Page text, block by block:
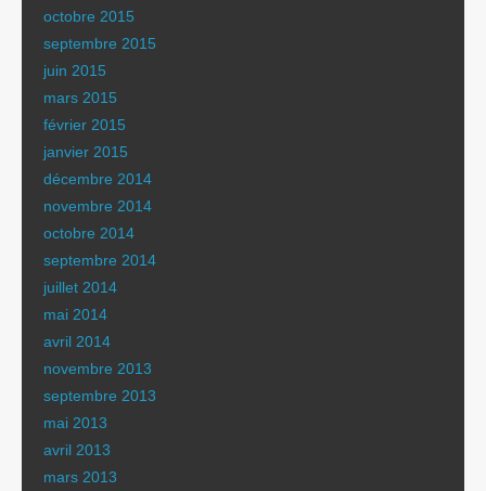
octobre 2015
septembre 2015
juin 2015
mars 2015
février 2015
janvier 2015
décembre 2014
novembre 2014
octobre 2014
septembre 2014
juillet 2014
mai 2014
avril 2014
novembre 2013
septembre 2013
mai 2013
avril 2013
mars 2013